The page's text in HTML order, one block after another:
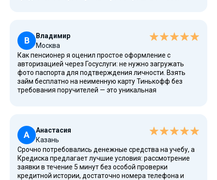
В
Владимир
Москва
Как пенсионер я оценил простое оформление с
авторизацией через Госуслуги: не нужно загружать
фото паспорта для подтверждения личности. Взять
займ бесплатно на неименную карту Тинькофф без
требования поручителей — это уникальная
А
Анастасия
Казань
Срочно потребовались денежные средства на учебу, а
Кредиска предлагает лучшие условия: рассмотрение
заявки в течение 5 минут без особой проверки
кредитной истории, достаточно номера телефона и